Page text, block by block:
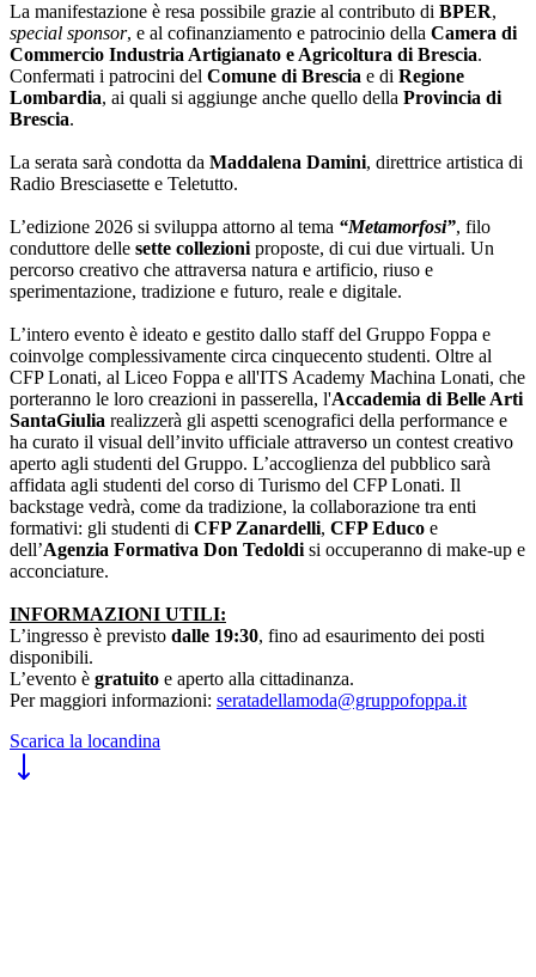
La manifestazione è resa possibile grazie al contributo di BPER,
special sponsor, e al cofinanziamento e patrocinio della Camera di
Commercio Industria Artigianato e Agricoltura di Brescia.
Confermati i patrocini del Comune di Brescia e di Regione
Lombardia, ai quali si aggiunge anche quello della Provincia di
Brescia.
La serata sarà condotta da Maddalena Damini, direttrice artistica di
Radio Bresciasette e Teletutto.
L’edizione 2026 si sviluppa attorno al tema “Metamorfosi”, filo
conduttore delle sette collezioni proposte, di cui due virtuali. Un
percorso creativo che attraversa natura e artificio, riuso e
sperimentazione, tradizione e futuro, reale e digitale.
L’intero evento è ideato e gestito dallo staff del Gruppo Foppa e
coinvolge complessivamente circa cinquecento studenti. Oltre al
CFP Lonati, al Liceo Foppa e all'ITS Academy Machina Lonati, che
porteranno le loro creazioni in passerella, l'Accademia di Belle Arti
SantaGiulia realizzerà gli aspetti scenografici della performance e
ha curato il visual dell’invito ufficiale attraverso un contest creativo
aperto agli studenti del Gruppo. L’accoglienza del pubblico sarà
affidata agli studenti del corso di Turismo del CFP Lonati. Il
backstage vedrà, come da tradizione, la collaborazione tra enti
formativi: gli studenti di CFP Zanardelli, CFP Educo e
dell’Agenzia Formativa Don Tedoldi si occuperanno di make-up e
acconciature.
INFORMAZIONI UTILI:
L’ingresso è previsto dalle 19:30, fino ad esaurimento dei posti
disponibili.
L’evento è gratuito e aperto alla cittadinanza.
Per maggiori informazioni: seratadellamoda@gruppofoppa.it
Scarica la locandina